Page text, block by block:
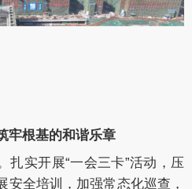
牢根基的和谐乐章
扎实开展“一会三卡”活动，压
安全培训，加强常态化巡查，